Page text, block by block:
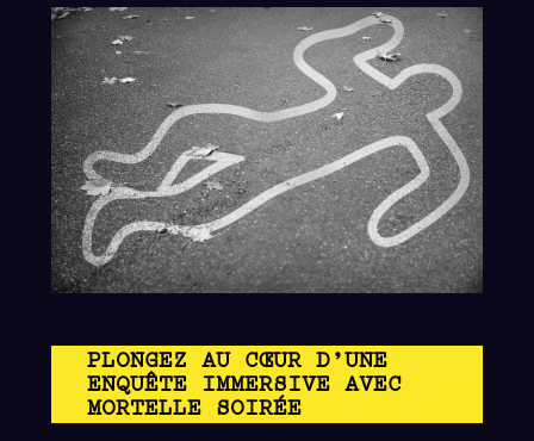
PLONGEZ AU CŒUR D’UNE
ENQUÊTE IMMERSIVE AVEC
MORTELLE SOIRÉE